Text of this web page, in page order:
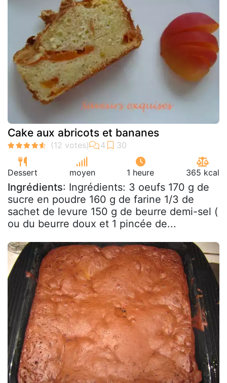
Cake aux abricots et bananes
Dessert moyen 1 heure 365 kcal
Ingrédients: Ingrédients: 3 oeufs 170 g de
sucre en poudre 160 g de farine 1/3 de
sachet de levure 150 g de beurre demi-sel (
ou du beurre doux et 1 pincée de...